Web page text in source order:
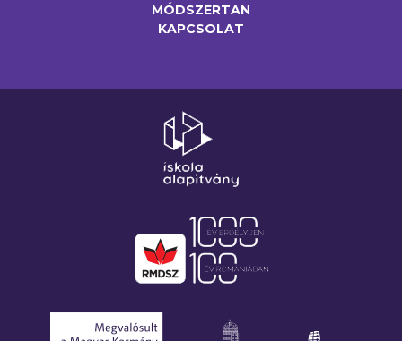
MÓDSZERTAN
KAPCSOLAT